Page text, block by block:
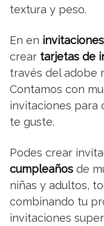
textura y peso.
En en
crear tarjetas de
través del adobe
Contamos con
invitaciones para
te guste.
Podes crear
cumpleaños de
niñas y adultos,
combinando tu
invitaciones